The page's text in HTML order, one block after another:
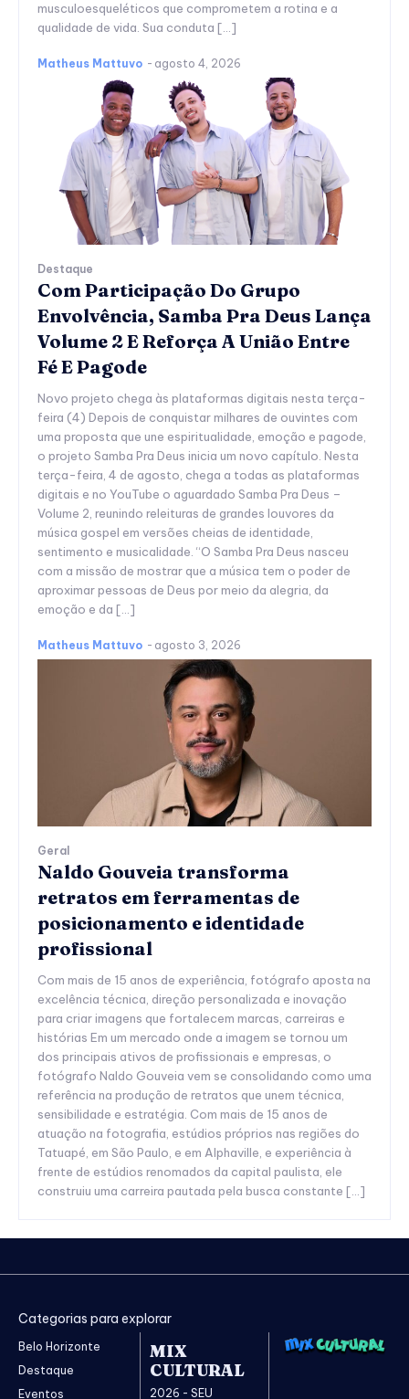
musculoesqueléticos que comprometem a rotina e a
qualidade de vida. Sua conduta […]
Matheus Mattuvo - agosto 4, 2026
Destaque
Com Participação Do Grupo
Envolvência, Samba Pra Deus Lança
Volume 2 E Reforça A União Entre
Fé E Pagode
Novo projeto chega às plataformas digitais nesta terça-
feira (4) Depois de conquistar milhares de ouvintes com
uma proposta que une espiritualidade, emoção e pagode,
o projeto Samba Pra Deus inicia um novo capítulo. Nesta
terça-feira, 4 de agosto, chega a todas as plataformas
digitais e no YouTube o aguardado Samba Pra Deus –
Volume 2, reunindo releituras de grandes louvores da
música gospel em versões cheias de identidade,
sentimento e musicalidade. “O Samba Pra Deus nasceu
com a missão de mostrar que a música tem o poder de
aproximar pessoas de Deus por meio da alegria, da
emoção e da […]
Matheus Mattuvo - agosto 3, 2026
Geral
Naldo Gouveia transforma
retratos em ferramentas de
posicionamento e identidade
profissional
Com mais de 15 anos de experiência, fotógrafo aposta na
excelência técnica, direção personalizada e inovação
para criar imagens que fortalecem marcas, carreiras e
histórias Em um mercado onde a imagem se tornou um
dos principais ativos de profissionais e empresas, o
fotógrafo Naldo Gouveia vem se consolidando como uma
referência na produção de retratos que unem técnica,
sensibilidade e estratégia. Com mais de 15 anos de
atuação na fotografia, estúdios próprios nas regiões do
Tatuapé, em São Paulo, e em Alphaville, e experiência à
frente de estúdios renomados da capital paulista, ele
construiu uma carreira pautada pela busca constante […]
Categorias para explorar
Belo Horizonte
Destaque
Eventos
MIX
CULTURAL
2026 - SEU